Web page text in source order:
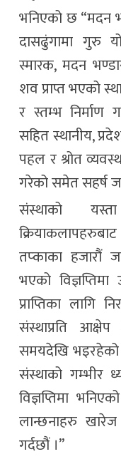
भनिएको छ “मदन
दासढुंगामा गुरु
स्मारक, मदन
शव प्राप्त भएको
र स्तम्भ निर्माण
सहित स्थानीय,
पहल र श्रोत
गरेको समेत सहर्ष
संस्थाको
तप्काका हजारौं
भएको
प्राप्तिका लागि
संस्थाप्रति
समयदेखि भइरहेको
संस्थाको गम्भीर
विज्ञप्तिमा
लान्छनाहरु खारेज
गर्दछौं ।”